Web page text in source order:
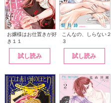
お嬢様はお仕置きが好
き１１
試し読み
こんなの、しらない２
３
試し読み